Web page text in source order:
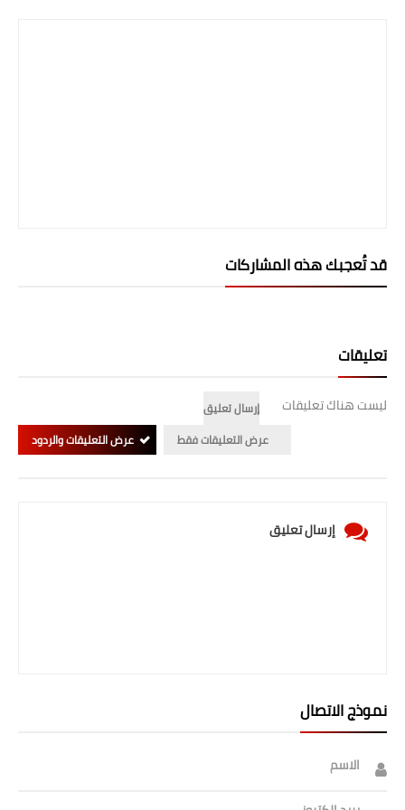
فن ومشاهير
قد تُعجبك هذه المشاركات
تعليقات
ليست هناك تعليقات
إرسال تعليق
عرض التعليقات فقط
عرض التعليقات والردود
إرسال تعليق
نموذج الاتصال
الاسم